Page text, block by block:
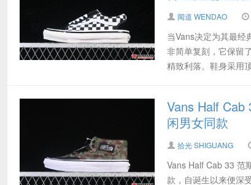
闻道 WENDAO
当Vans决定为其最经
非简单复刻，它保留
精致利落。鞋身采用
Vans Half Cab
闲男女同款
拾光 SHIGUANG
Vans Half Cab 33 范
款，自诞生以来便深